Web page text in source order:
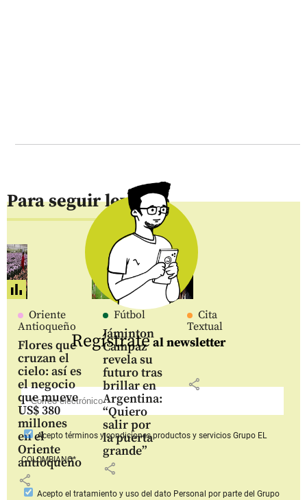
Para seguir leyendo
Oriente
Antioqueño
Flores que
cruzan el
cielo: así es
el negocio
que mueve
US$ 380
millones
en el
Oriente
antioqueño
share
Fútbol
Jáminton
Campaz
revela su
futuro tras
brillar en
Argentina:
“Quiero
salir por
la puerta
grande”
share
Cita
Textual
share
Regístrateal newsletter
Aceptotérminos y condiciones productos y serviciosGrupo EL
COLOMBIANO*
Acepto el tratamiento y uso del dato Personal por parte del Grupo